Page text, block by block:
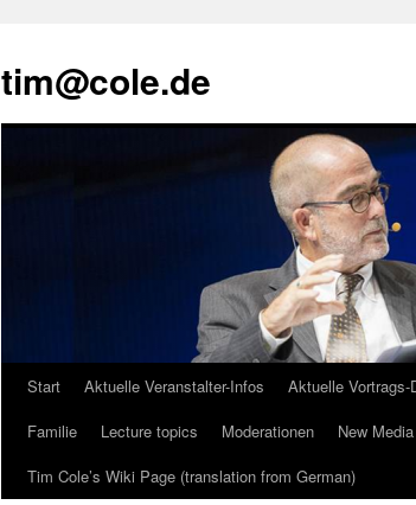
tim@cole.de
Start Aktuelle Veranstalter-Infos Aktuelle Vortrags-
Familie
Lecture topics Moderationen New
Tim Cole’s Wiki Page (translation from German)